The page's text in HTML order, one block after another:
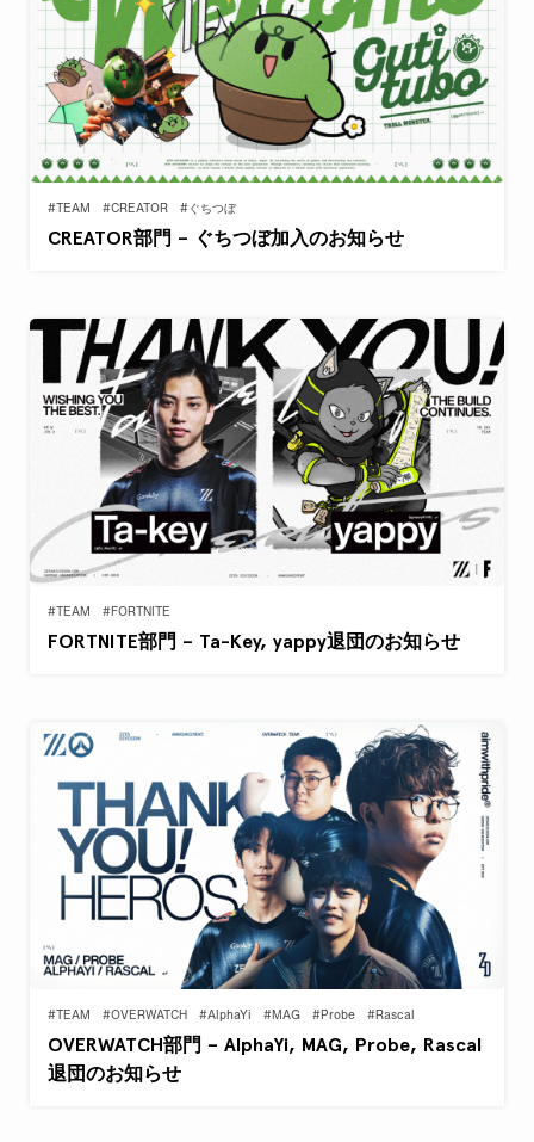
#TEAM #CREATOR #ぐちつぼ
CREATOR部門 – ぐちつぼ加入のお知らせ
#TEAM #FORTNITE
FORTNITE部門 – Ta-Key, yappy退団のお知らせ
#TEAM #OVERWATCH #AlphaYi #MAG #Probe #Rascal
OVERWATCH部門 – AlphaYi, MAG, Probe, Rascal
退団のお知らせ